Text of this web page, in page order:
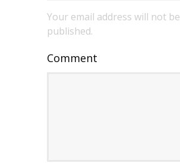
Your email address will not be
published.
Comment